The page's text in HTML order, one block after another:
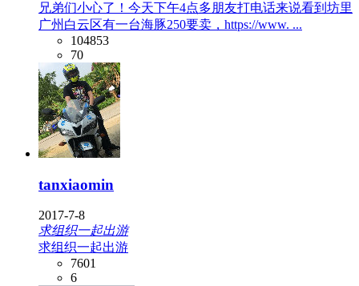
兄弟们小心了！今天下午4点多朋友打电话来说看到坊里
广州白云区有一台海豚250要卖，https://www. ...
104853
70
tanxiaomin
2017-7-8
求组织一起出游
求组织一起出游
7601
6